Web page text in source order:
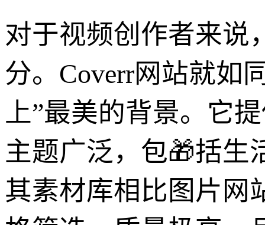
对于视频创作者来说
分。Coverr网站就如
上”最美的背景。它
主题广泛，包🎁括生
其素材库相比图片网